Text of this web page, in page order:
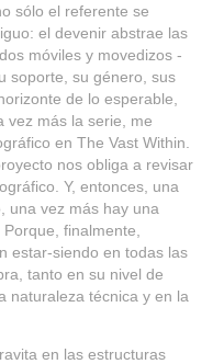
sólo el referente se
el devenir abstrae las
móviles y movedizos -
soporte, su género, sus
de lo esperable,
vez más la serie, me
en The Vast Within.
nos obliga a revisar
Y, entonces, una
una vez más hay una
finalmente,
estar-siendo en todas las
tanto en su nivel de
naturaleza técnica y en la
en las estructuras